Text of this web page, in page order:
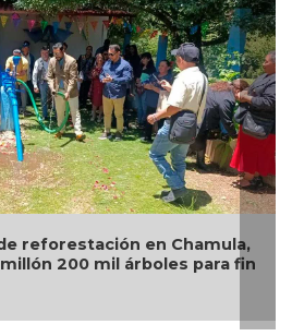
alza en casos de personas